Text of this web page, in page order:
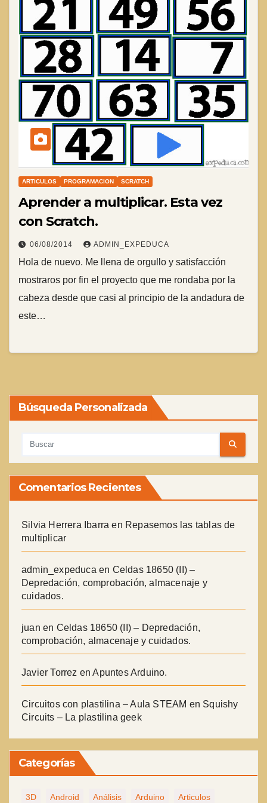
ARTICULOS PROGRAMACION SCRATCH
Aprender a multiplicar. Esta vez
con Scratch.
06/08/2014 ADMIN_EXPEDUCA
Hola de nuevo. Me llena de orgullo y satisfacción
mostraros por fin el proyecto que me rondaba por la
cabeza desde que casi al principio de la andadura de
este…
Búsqueda Personalizada
Comentarios Recientes
Silvia Herrera Ibarra en Repasemos las tablas de
multiplicar
admin_expeduca en Celdas 18650 (II) –
Depredación, comprobación, almacenaje y
cuidados.
juan en Celdas 18650 (II) – Depredación,
comprobación, almacenaje y cuidados.
Javier Torrez enApuntes Arduino.
Circuitos con plastilina – Aula STEAM en Squishy
Circuits – La plastilina geek
Categorías
3D Android Análisis Arduino Articulos